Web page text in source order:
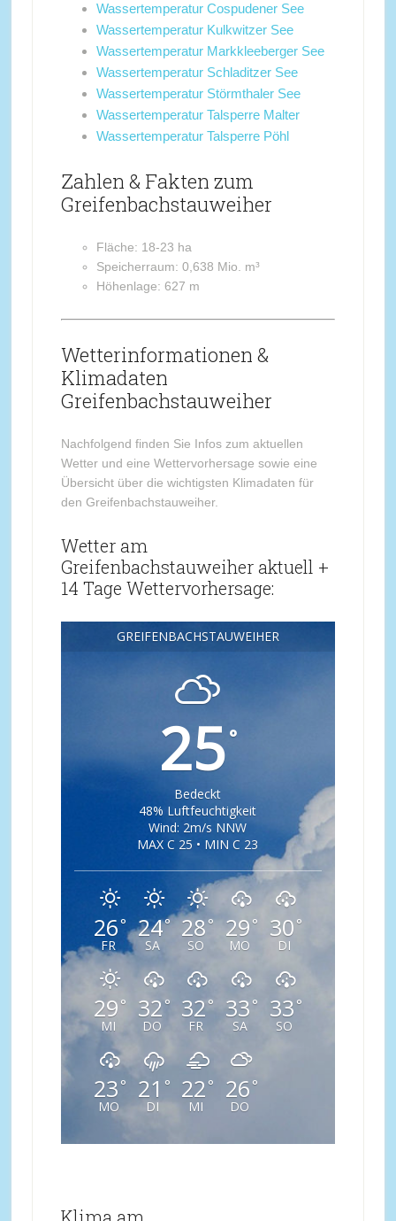
Wassertemperatur Cospudener See
Wassertemperatur Kulkwitzer See
Wassertemperatur Markkleeberger See
Wassertemperatur Schladitzer See
Wassertemperatur Störmthaler See
Wassertemperatur Talsperre Malter
Wassertemperatur Talsperre Pöhl
Zahlen & Fakten zum
Greifenbachstauweiher
Fläche: 18-23 ha
Speicherraum: 0,638 Mio. m³
Höhenlage: 627 m
Wetterinformationen &
Klimadaten
Greifenbachstauweiher
Nachfolgend finden Sie Infos zum aktuellen
Wetter und eine Wettervorhersage sowie eine
Übersicht über die wichtigsten Klimadaten für
den Greifenbachstauweiher.
Wetter am
Greifenbachstauweiher aktuell +
14 Tage Wettervorhersage:
GREIFENBACHSTAUWEIHER
25°
Bedeckt
48% Luftfeuchtigkeit
Wind: 2m/s NNW
MAX C 25 • MIN C 23
26°
FR
24°
SA
28°
SO
29 °
MO
30 °
DI
29 °
MI
32°
DO
32°
FR
33 °
SA
33 °
SO
23°
MO
21 °
DI
22 °
MI
26 °
DO